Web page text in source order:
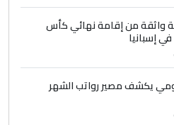
علي ماما يسقط
للعراق ومن اصول عريقة
على صدام حسين سل
واثقة من إقامة نهائي كأس
يكشف مصير رواتب الشهر